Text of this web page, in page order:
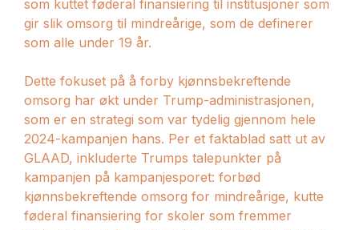
som kuttet føderal finansiering til institusjoner som
gir slik omsorg til mindreårige, som de definerer
som alle under 19 år.
Dette fokuset på å forby kjønnsbekreftende
omsorg har økt under Trump-administrasjonen,
som er en strategi som var tydelig gjennom hele
2024-kampanjen hans. Per et faktablad satt ut av
GLAAD, inkluderte Trumps talepunkter på
kampanjen på kampanjesporet: forbød
kjønnsbekreftende omsorg for mindreårige, kutte
føderal finansiering for skoler som fremmer